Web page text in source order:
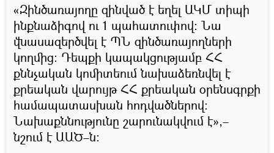
«Զինծառայողը զինված է եղել ԱԿՄ տիպի
ինքնաձիգով ու 1 պահատուփով: Նա
վնասազերծվել է ՊՆ զինծառայողների
կողմից։ Դեպքի կապակցությամբ ՀՀ
քննչական կոմիտեում նախաձեռնվել է
քրեական վարույթ ՀՀ քրեական օրենսգրքի
համապատասխան հոդվածներով:
Նախաքննությունը շարունակվում է»,–
նշում է ԱԱԾ–ն: